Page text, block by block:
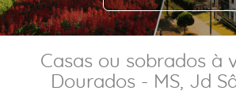
Casas ou sobrados à
Dourados - MS, Jd